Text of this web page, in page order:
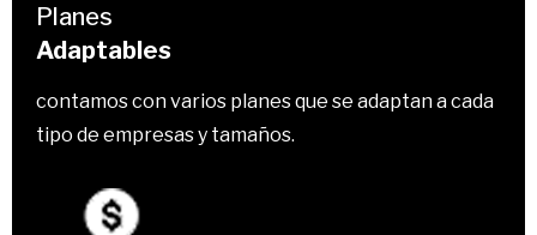
Planes
Adaptables
contamos con varios planes que se adaptan a cada
tipo de empresas y tamaños.